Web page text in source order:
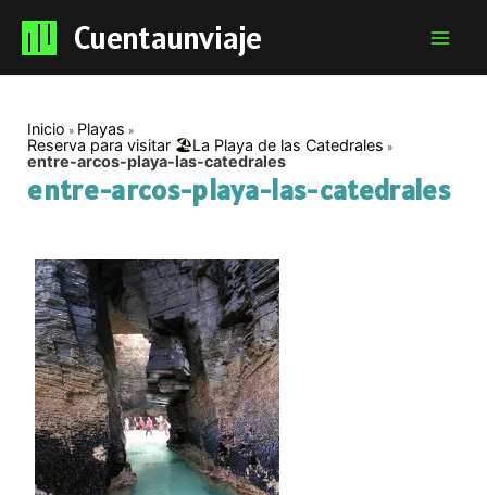
Cuentaunviaje
Inicio
Playas
Reserva para visitar 🏖️La Playa de las Catedrales
entre-arcos-playa-las-catedrales
entre-arcos-playa-las-catedrales